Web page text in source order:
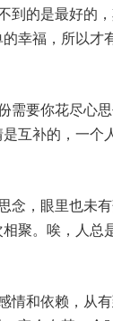
到的是最好的
幸福，所以才
需要你花尽心
互补的，一个
念，眼里也未
聚。唉，人总
情和依赖，从